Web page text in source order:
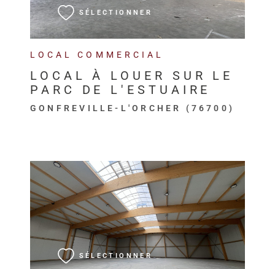
LOCAL COMMERCIAL
LOCAL À LOUER SUR LE
PARC DE L'ESTUAIRE
GONFREVILLE-L'ORCHER (76700)
SÉLECTIONNER
SÉLECTIONNER
VOIR LE BIEN